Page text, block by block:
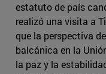
estatuto de país
realizó una visita a
que la perspectiva
balcánica en la
la paz y la